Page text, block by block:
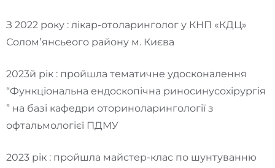
З 2022 року : лікар-отоларинголог у КНП «КДЦ»
Соломʼянсьеого району м. Києва
2023й рік : пройшла тематичне удосконалення
“Функціональна ендоскопічна риносинусохірургія
” на базі кафедри оториноларингології з
офтальмологієї ПДМУ
2023 рік : пройшла майстер-клас по шунтуванню